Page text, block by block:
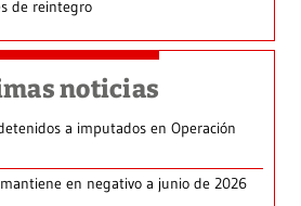
de reintegro
noticias
a imputados en Operación
en negativo a junio de 2026